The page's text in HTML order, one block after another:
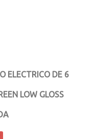
ELECTRICO DE 6
LOW GLOSS